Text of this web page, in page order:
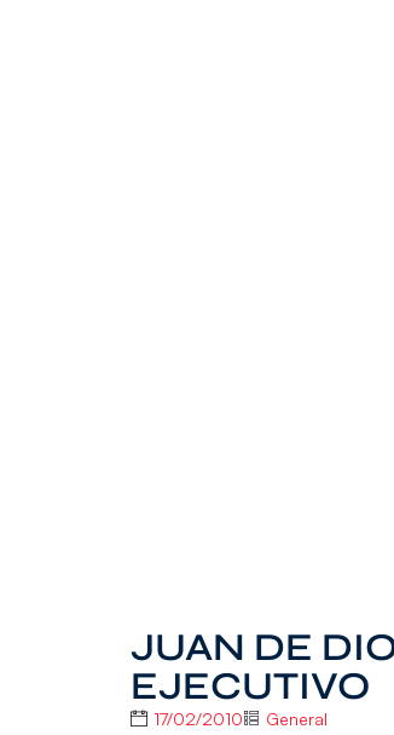
JUAN DE
EJECUTIVO
17/02/2010 General